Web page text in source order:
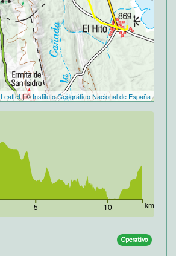
Leaflet| © Instituto Geográfico Nacional de España
5 10 km
Operativo